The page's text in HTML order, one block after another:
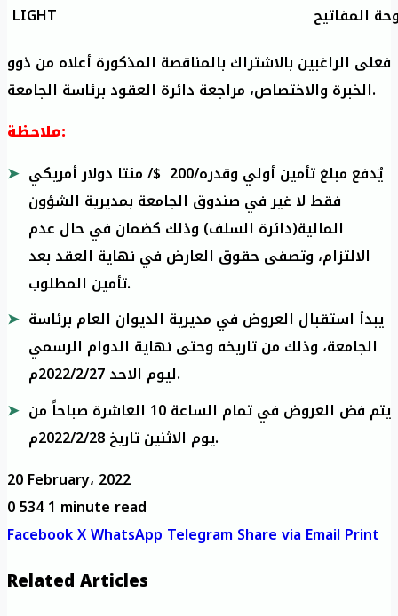
LIGHT
المفاتيح
فعلى الراغبين بالاشتراك بالمناقصة المذكورة أعلاه من ذوو
الخبرة والاختصاص، مراجعة دائرة العقود برئاسة الجامعة.
ملاحظة:
يُدفع مبلغ تأمين أولي وقدره/200 $/ مئتا دولار أمريكي
فقط لا غير في صندوق الجامعة بمديرية الشؤون
المالية(دائرة السلف) وذلك كضمان في حال عدم
الالتزام، وتصفى حقوق العارض في نهاية العقد بعد
تأمين المطلوب.
يبدأ استقبال العروض في مديرية الديوان العام برئاسة
الجامعة، وذلك من تاريخه وحتى نهاية الدوام الرسمي
ليوم الاحد 2022/2/27م.
يتم فض العروض في تمام الساعة 10 العاشرة صباحاً من
يوم الاثنين تاريخ 2022/2/28م.
20 February، 2022
05341 minute read
FacebookXWhatsAppTelegramShare via EmailPrint
Related Articles